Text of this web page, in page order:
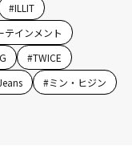
#ILLIT
テインメント
#TWICE
#ミン・ヒジン